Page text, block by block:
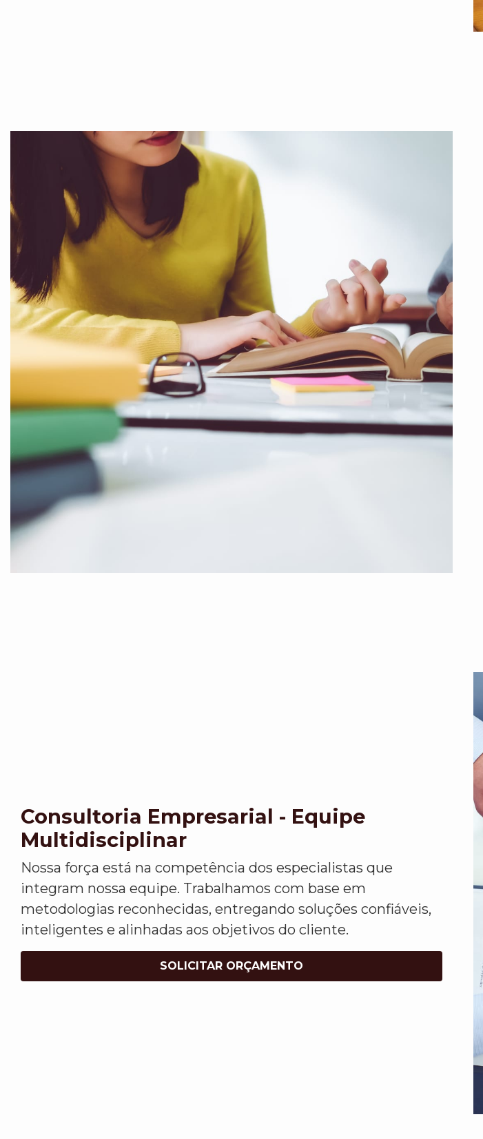
Consultoria Empresarial - Equipe
Multidisciplinar
Nossa força está na competência dos especialistas que
integram nossa equipe. Trabalhamos com base em
metodologias reconhecidas, entregando soluções confiáveis,
inteligentes e alinhadas aos objetivos do cliente.
SOLICITAR ORÇAMENTO